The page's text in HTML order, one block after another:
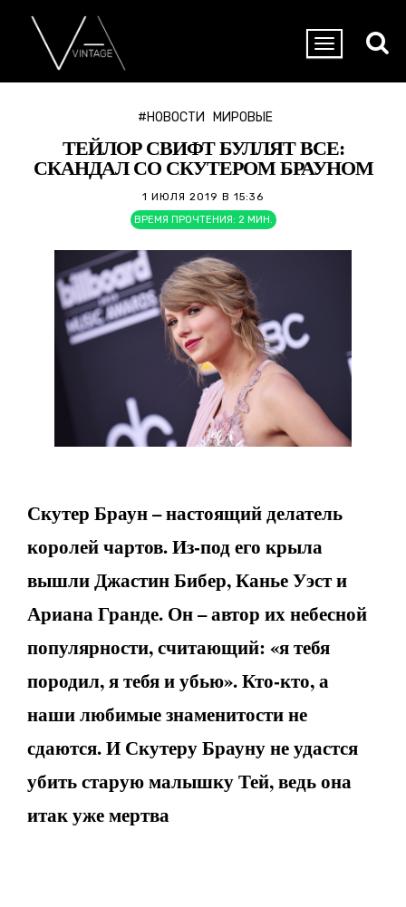
#НОВОСТИ МИРОВЫЕ
ТЕЙЛОР СВИФТ БУЛЛЯТ ВСЕ:
СКАНДАЛ СО СКУТЕРОМ БРАУНОМ
1 ИЮЛЯ 2019 В 15:36
ВРЕМЯ ПРОЧТЕНИЯ: 2 МИН.
Скутер Браун – настоящий делатель
королей чартов. Из-под его крыла
вышли Джастин Бибер, Канье Уэст и
Ариана Гранде. Он – автор их небесной
популярности, считающий: «я тебя
породил, я тебя и убью». Кто-кто, а
наши любимые знаменитости не
сдаются. И Скутеру Брауну не удастся
убить старую малышку Тей, ведь она
итак уже мертва